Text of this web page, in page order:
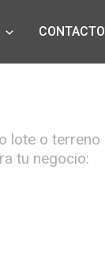
CONTACTO
lote o terreno
tu negocio: